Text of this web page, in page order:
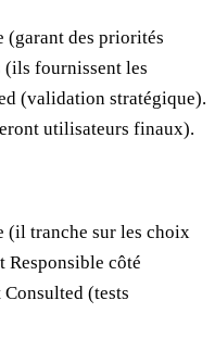
(garant des priorités
(ils fournissent les
(validation stratégique).
utilisateurs finaux).
(il tranche sur les choix
Responsible côté
(tests